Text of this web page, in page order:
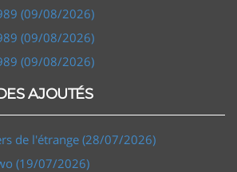
(09/08/2026)
(09/08/2026)
(09/08/2026)
AJOUTÉS
de l'étrange (28/07/2026)
(19/07/2026)